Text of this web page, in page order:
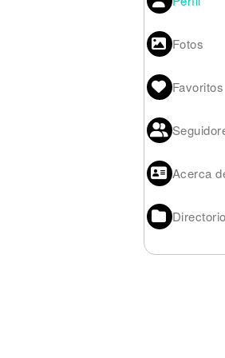
Fotos
Favoritos
Acerca
Directorio